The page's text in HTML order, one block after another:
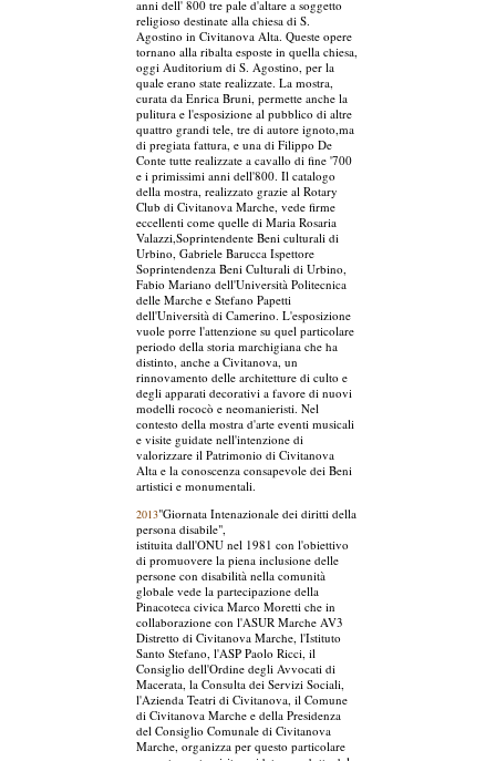
anni dell' 800 tre pale d'altare a soggetto
religioso destinate alla chiesa di S.
Agostino in Civitanova Alta. Queste opere
tornano alla ribalta esposte in quella chiesa,
oggi Auditorium di S. Agostino, per la
quale erano state realizzate. La mostra,
curata da Enrica Bruni, permette anche la
pulitura e l'esposizione al pubblico di altre
quattro grandi tele, tre di autore ignoto,ma
di pregiata fattura, e una di Filippo De
Conte tutte realizzate a cavallo di fine '700
e i primissimi anni dell'800. Il catalogo
della mostra, realizzato grazie al Rotary
Club di Civitanova Marche, vede firme
eccellenti come quelle di Maria Rosaria
Valazzi,Soprintendente Beni culturali di
Urbino, Gabriele Barucca Ispettore
Soprintendenza Beni Culturali di Urbino,
Fabio Mariano dell'Università Politecnica
delle Marche e Stefano Papetti
dell'Università di Camerino. L'esposizione
vuole porre l'attenzione su quel particolare
periodo della storia marchigiana che ha
distinto, anche a Civitanova, un
rinnovamento delle architetture di culto e
degli apparati decorativi a favore di nuovi
modelli rococò e neomanieristi. Nel
contesto della mostra d'arte eventi musicali
e visite guidate nell'intenzione di
valorizzare il Patrimonio di Civitanova
Alta e la conoscenza consapevole dei Beni
artistici e monumentali.
2013"Giornata Intenazionale dei diritti della
persona disabile",
istituita dall'ONU nel 1981 con l'obiettivo
di promuovere la piena inclusione delle
persone con disabilità nella comunità
globale vede la partecipazione della
Pinacoteca civica Marco Moretti che in
collaborazione con l'ASUR Marche AV3
Distretto di Civitanova Marche, l'Istituto
Santo Stefano, l'ASP Paolo Ricci, il
Consiglio dell'Ordine degli Avvocati di
Macerata, la Consulta dei Servizi Sociali,
l'Azienda Teatri di Civitanova, il Comune
di Civitanova Marche e della Presidenza
del Consiglio Comunale di Civitanova
Marche, organizza per questo particolare